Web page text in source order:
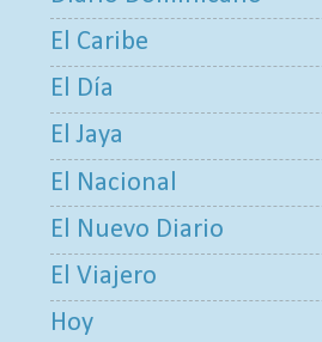
El Caribe
El Día
El Jaya
El Nacional
El Nuevo Diario
El Viajero
Hoy